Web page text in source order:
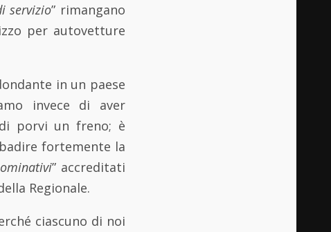
servizio” rimangano
per autovetture
in un paese
invece di aver
porvi un freno; è
fortemente la
” accreditati
Regionale.
ciascuno di noi